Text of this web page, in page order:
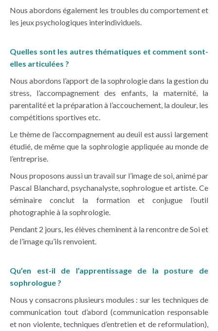
Nous abordons également les troubles du comportement et
les jeux psychologiques interindividuels.
Quelles sont les autres thématiques et comment sont-
elles articulées ?
Nous abordons l’apport de la sophrologie dans la gestion du
stress, l’accompagnement des enfants, la maternité, la
parentalité et la préparation à l’accouchement, la douleur, les
compétitions sportives etc.
Le thème de l’accompagnement au deuil est aussi largement
étudié, de même que la sophrologie appliquée au monde de
l’entreprise.
Nous proposons aussi un travail sur l’image de soi, animé par
Pascal Blanchard, psychanalyste, sophrologue et artiste. Ce
séminaire conclut la formation et conjugue l’outil
photographie à la sophrologie.
Pendant 2 jours, les élèves cheminent à la rencontre de Soi et
de l’image qu’ils renvoient.
Qu’en est-il de l’apprentissage de la posture de
sophrologue ?
Nous y consacrons plusieurs modules : sur les techniques de
communication tout d’abord (communication responsable
et non violente, techniques d’entretien et de reformulation),